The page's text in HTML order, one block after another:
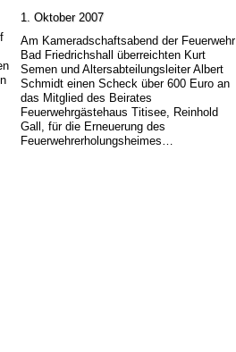
1. Oktober 2007
Am Kameradschaftsabend der Feuerwehr
Bad Friedrichshall überreichten Kurt
Semen und Altersabteilungsleiter Albert
Schmidt einen Scheck über 600 Euro an
das Mitglied des Beirates
Feuerwehrgästehaus Titisee, Reinhold
Gall, für die Erneuerung des
Feuerwehrerholungsheimes…